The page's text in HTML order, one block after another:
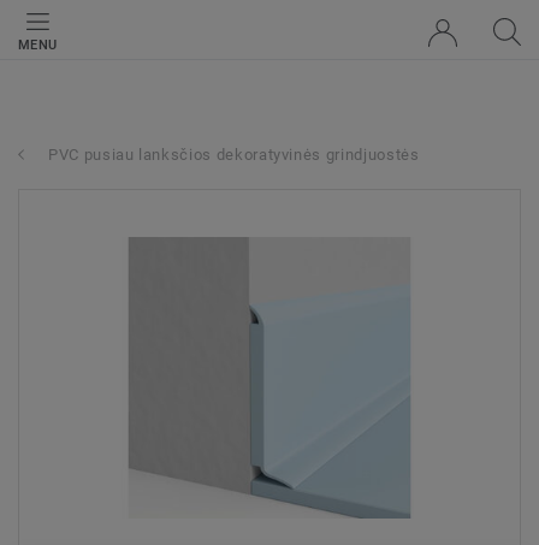
MENU
PVC pusiau lanksčios dekoratyvinės grindjuostės